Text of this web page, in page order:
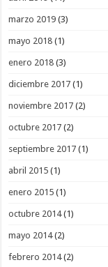
marzo 2019 (3)
mayo 2018 (1)
enero 2018 (3)
diciembre 2017 (1)
noviembre 2017 (2)
octubre 2017 (2)
septiembre 2017 (1)
abril 2015 (1)
enero 2015 (1)
octubre 2014(1)
mayo 2014(2)
febrero 2014(2)